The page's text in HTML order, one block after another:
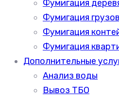
Фумигация
Фумигация грузов
Фумигация
Фумигация
Дополнительные
Анализ воды
Вывоз ТБО